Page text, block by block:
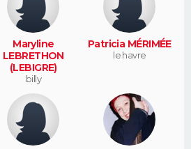
Maryline
LEBRETHON
(LEBIGRE)
billy
Patricia MÉRIMÉE
le havre